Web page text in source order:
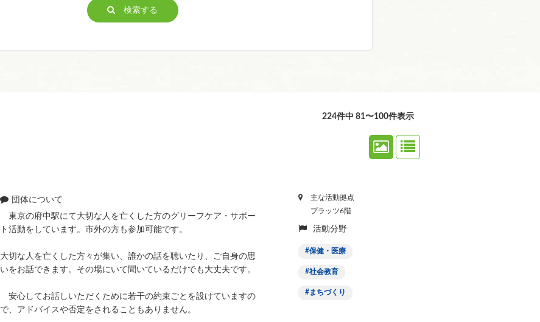
検索する
224件中 81〜100件表示
団体について
東京の府中駅にて大切な人を亡くした方のグリーフケア・サポー
ト活動をしています。市外の方も参加可能です。
大切な人を亡くした方々が集い、誰かの話を聴いたり、ご自身の思
いをお話できます。その場にいて聞いているだけでも大丈夫です。
安心してお話しいただくために若干の約束ごとを設けていますの
で、アドバイスや否定をされることもありません。
主な活動拠点
プラッツ6階
活動分野
保健・医療
社会教育
まちづくり